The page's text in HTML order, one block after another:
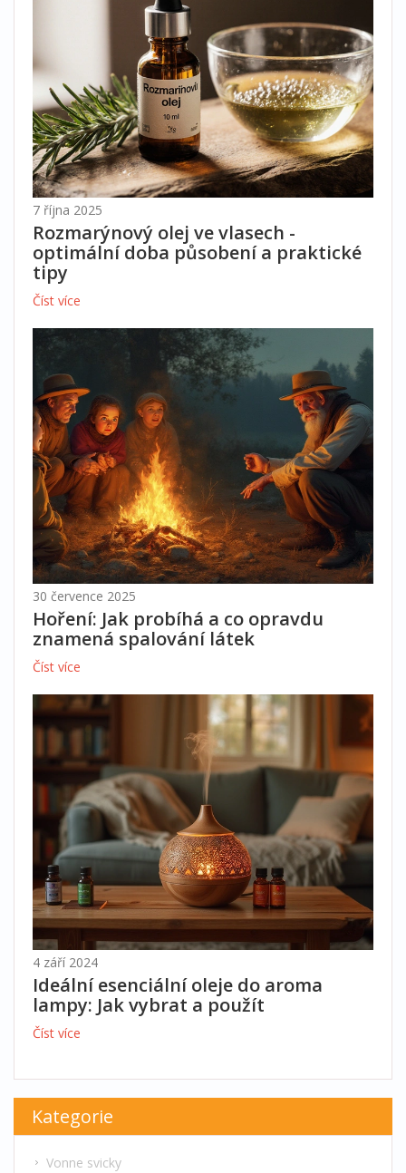
7 října 2025
Rozmarýnový olej ve vlasech -
optimální doba působení a praktické
tipy
Číst více
30 července 2025
Hoření: Jak probíhá a co opravdu
znamená spalování látek
Číst více
4 září 2024
Ideální esenciální oleje do aroma
lampy: Jak vybrat a použít
Číst více
Kategorie
Vonne svicky